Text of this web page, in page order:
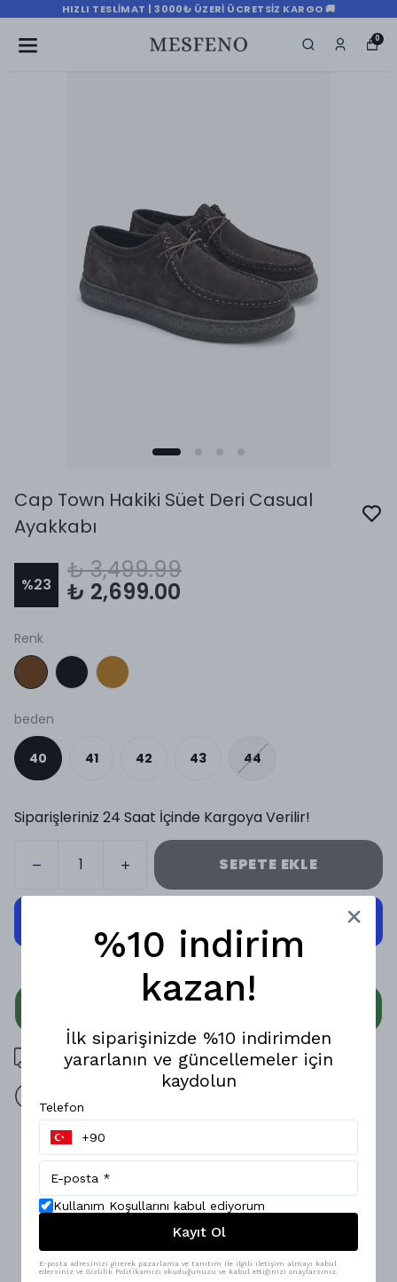
HIZLI TESLIMAT | 3000₺ ÜZERI ÜCRETSIZ KARGO 🚚
0
Cap Town Hakiki Süet Deri Casual
Ayakkabı
%23
₺ 3,499.99
₺ 2,699.00
Renk
beden
40 41 42 43 44
Siparişleriniz 24 Saat İçinde Kargoya Verilir!
SEPETE EKLE
3000 TL üzeri ücretsiz kargo
14 gün içinde iade değişim
Ürün Açıklaması
Cap Town, klasik moc toe tasarımını modern konforla
buluşturan özel bir modeldir.; Hakiki süet deri dış yüzeyi ve
hakiki deri iç astarı sayesinde nefes alabilen, konforlu ve
uzun ömürlü bir kullanım sunar.; Jean, chino ve smart-
casual kombinlerle mükemmel uyum sağlayan Cap Town,
zamansız tasarımı ve premium işçiliğiyle her erkeğin
gardırobunda yer alması gereken özel modellerden
biridir.;
%10 indirim
kazan!
İlk siparişinizde %10 indirimden
yararlanın ve güncellemeler için
kaydolun
Telefon
Kullanım Koşullarını kabul ediyorum
Kayıt Ol
E-posta adresinizi girerek pazarlama ve tanıtım ile ilgili iletişim almayı kabul
edersiniz ve Gizlilik Politikamızı okuduğunuzu ve kabul ettiğinizi onaylarsınız.